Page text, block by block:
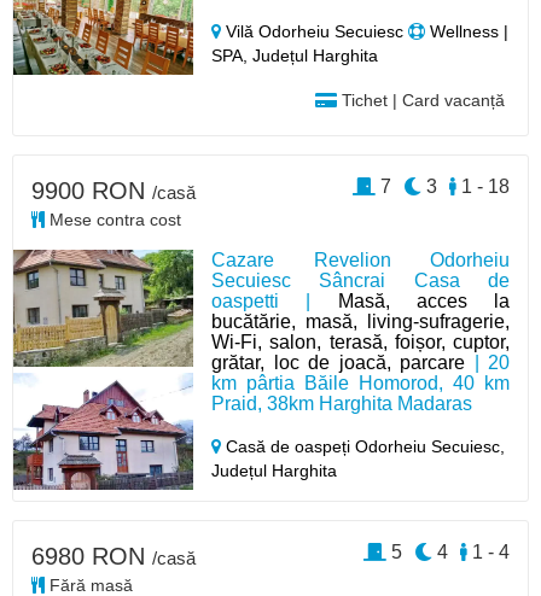
Vilă Odorheiu Secuiesc
Wellness |
SPA, Județul Harghita
Tichet | Card vacanță
Cazare Revelion Odorheiu
Secuiesc Sâncrai Casa de
oaspetti |
Masă, acces la
bucătărie, masă, living-sufragerie,
Wi-Fi, salon, terasă, foișor, cuptor,
grătar, loc de joacă, parcare | 20
km pârtia Băile Homorod, 40 km
Praid, 38km Harghita Madaras
Casă de oaspeți Odorheiu Secuiesc,
Județul Harghita
9900 RON /casă
Mese contra cost
1 - 18
3
7
6980 RON /casă
Fără masă
1 - 4
4
5